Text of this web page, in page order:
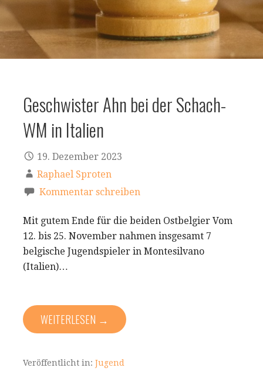
Geschwister Ahn bei der Schach-
WM in Italien
19. Dezember 2023
Raphael Sproten
Kommentar schreiben
Mit gutem Ende für die beiden Ostbelgier Vom
12. bis 25. November nahmen insgesamt 7
belgische Jugendspieler in Montesilvano
(Italien)…
WEITERLESEN →
Veröffentlicht in: Jugend